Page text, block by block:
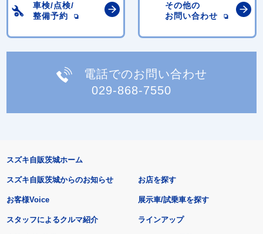
車検/点検/
整備予約
その他の
お問い合わせ
電話でのお問い合わせ
029-868-7550
スズキ自販茨城ホーム
スズキ自販茨城からのお知らせ
お客様Voice
スタッフによるクルマ紹介
お店を探す
展示車/試乗車を探す
ラインアップ